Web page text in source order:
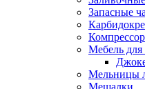
Запасные
Мебель для
Мельницы
Мешалки